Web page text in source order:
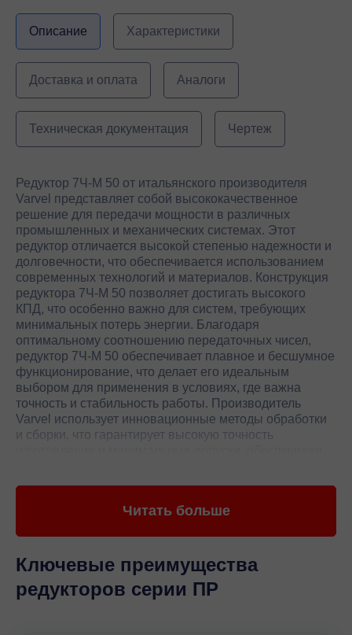
Описание Характеристики
Доставка и оплата Аналоги
Техническая документация Чертеж
Редуктор 7Ч-М 50 от итальянского производителя
Varvel представляет собой высококачественное
решение для передачи мощности в различных
промышленных и механических системах. Этот
редуктор отличается высокой степенью надежности и
долговечности, что обеспечивается использованием
современных технологий и материалов. Конструкция
редуктора 7Ч-М 50 позволяет достигать высокого
КПД, что особенно важно для систем, требующих
минимальных потерь энергии. Благодаря
оптимальному соотношению передаточных чисел,
редуктор 7Ч-М 50 обеспечивает плавное и бесшумное
функционирование, что делает его идеальным
выбором для применения в условиях, где важна
точность и стабильность работы. Производитель
Varvel использует инновационные методы обработки
и сборки, что гарантирует высокую точность
Редуктор 7Ч-М 50 от Varvel обладает уникальными
степень защиты от пыли и влаги позволяет
использовать редуктор в агрессивных условиях
эксплуатации, что особенно важно для тяжелой
Читать больше
Ключевые преимущества
редукторов серии ПР